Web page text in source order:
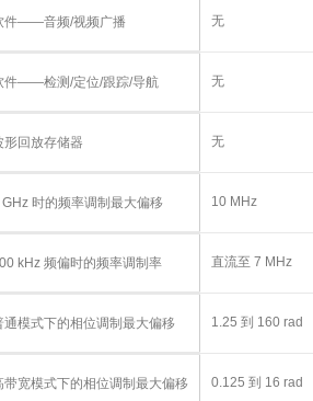
件——音频/视频广播 无
件——检测/定位/跟踪/导航 无
形回放存储器 无
GHz 时的频率调制最大偏移 10 MHz
kHz 频偏时的频率调制率 直流至 7 MHz
通模式下的相位调制最大偏移 1.25 到 160 rad
带宽模式下的相位调制最大偏移 0.125 到 16 rad